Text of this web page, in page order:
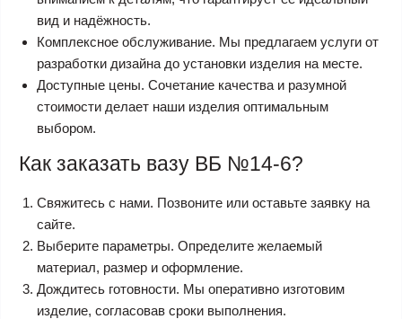
вид и надёжность.
Комплексное обслуживание. Мы предлагаем услуги от
разработки дизайна до установки изделия на месте.
Доступные цены. Сочетание качества и разумной
стоимости делает наши изделия оптимальным
выбором.
Как заказать вазу ВБ №14-6?
Свяжитесь с нами. Позвоните или оставьте заявку на
сайте.
Выберите параметры. Определите желаемый
материал, размер и оформление.
Дождитесь готовности. Мы оперативно изготовим
изделие, согласовав сроки выполнения.